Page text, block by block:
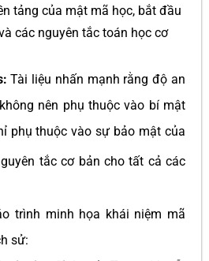
tảng của mật mã học, bắt đầu
các nguyên tắc toán học cơ
Tài liệu nhấn mạnh rằng độ an
nên phụ thuộc vào bí mật
phụ thuộc vào sự bảo mật của
tắc cơ bản cho tất cả các
trình minh họa khái niệm mã
sử: